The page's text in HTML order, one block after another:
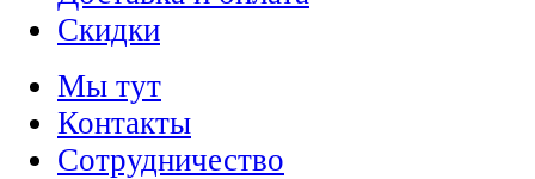
Скидки
Мы тут
Контакты
Сотрудничество